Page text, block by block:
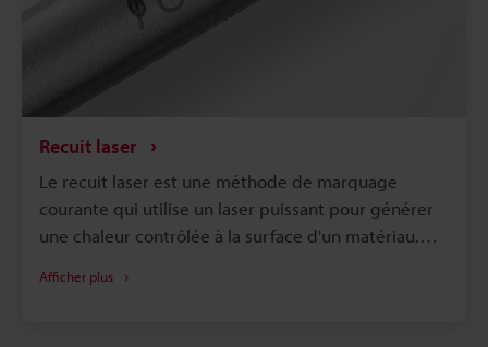
Recuit laser
Le recuit laser est une méthode de marquage
courante qui utilise un laser puissant pour générer
une chaleur contrôlée à la surface d'un matériau.
de la matière en surface, le recuit laser modifie la
Afficher plus